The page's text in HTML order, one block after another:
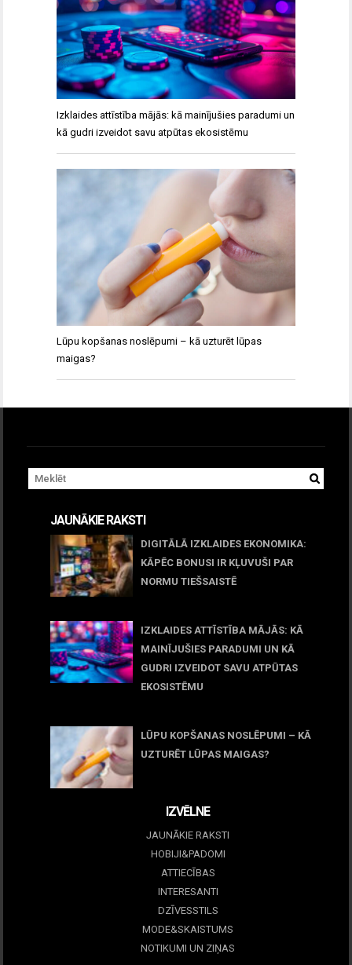
Izklaides attīstība mājās: kā mainījušies paradumi un
kā gudri izveidot savu atpūtas ekosistēmu
Lūpu kopšanas noslēpumi – kā uzturēt lūpas
maigas?
JAUNĀKIE RAKSTI
DIGITĀLĀ IZKLAIDES EKONOMIKA:
KĀPĒC BONUSI IR KĻUVUŠI PAR
NORMU TIEŠSAISTĒ
IZKLAIDES ATTĪSTĪBA MĀJĀS: KĀ
MAINĪJUŠIES PARADUMI UN KĀ
GUDRI IZVEIDOT SAVU ATPŪTAS
EKOSISTĒMU
LŪPU KOPŠANAS NOSLĒPUMI – KĀ
UZTURĒT LŪPAS MAIGAS?
IZVĒLNE
JAUNĀKIE RAKSTI
HOBIJI&PADOMI
ATTIECĪBAS
INTERESANTI
DZĪVESSTILS
MODE&SKAISTUMS
NOTIKUMI UN ZIŅAS